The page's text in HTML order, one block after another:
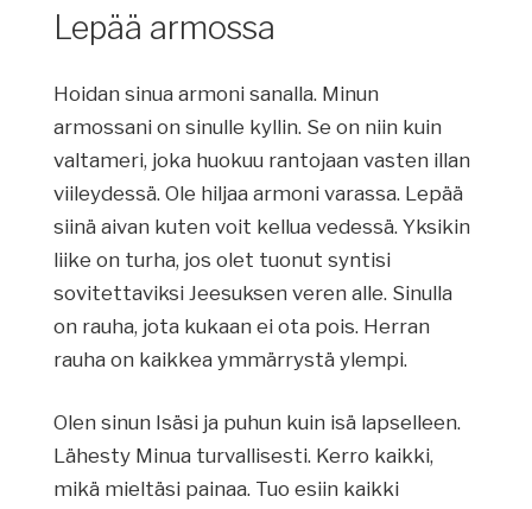
Lepää armossa
Hoidan sinua armoni sanalla. Minun
armossani on sinulle kyllin. Se on niin kuin
valtameri, joka huokuu rantojaan vasten illan
viileydessä. Ole hiljaa armoni varassa. Lepää
siinä aivan kuten voit kellua vedessä. Yksikin
liike on turha, jos olet tuonut syntisi
sovitettaviksi Jeesuksen veren alle. Sinulla
on rauha, jota kukaan ei ota pois. Herran
rauha on kaikkea ymmärrystä ylempi.
Olen sinun Isäsi ja puhun kuin isä lapselleen.
Lähesty Minua turvallisesti. Kerro kaikki,
mikä mieltäsi painaa. Tuo esiin kaikki